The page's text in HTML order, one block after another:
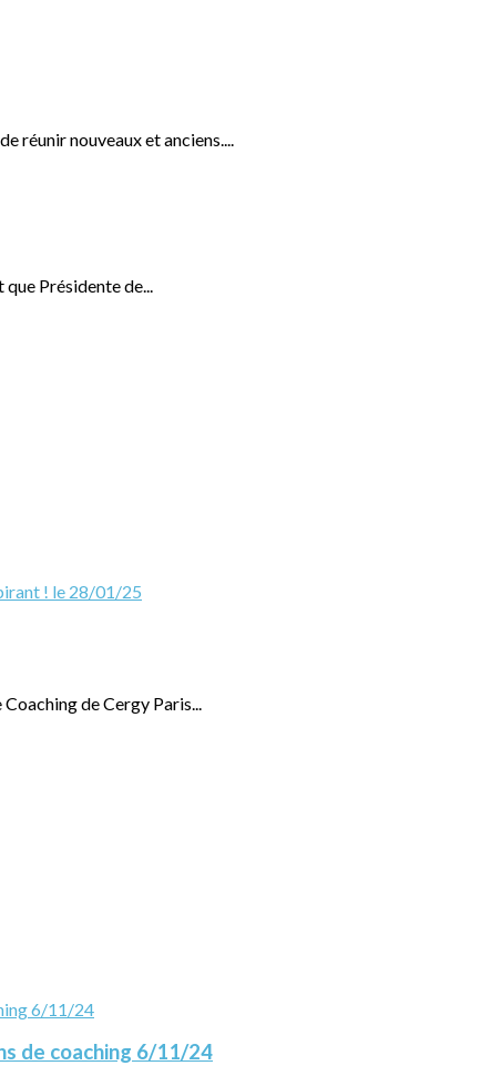
réunir nouveaux et anciens....
que Présidente de...
de Cergy Paris...
de coaching 6/11/24